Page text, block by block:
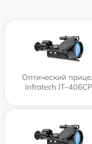
Оптический
Infratech IT–406СP